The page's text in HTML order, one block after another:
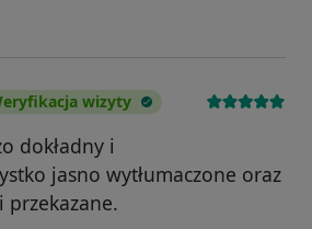
wizyty
dokładny i
jasno wytłumaczone oraz
przekazane.